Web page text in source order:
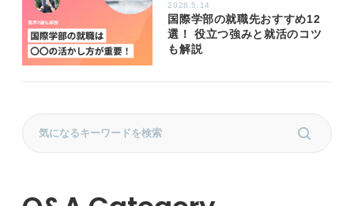
2026.5.14
国際学部の就職先おすすめ12
選！ 役立つ強みと就活のコツ
も解説